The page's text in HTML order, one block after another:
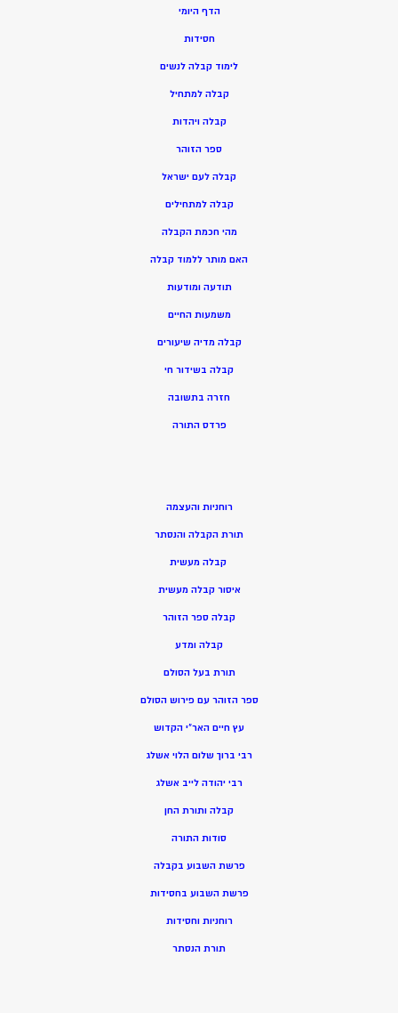
הדף היומי
חסידות
לימוד קבלה לנשים
קבלה למתחיל
קבלה ויהדות
ספר הזוהר
קבלה לעם ישראל
קבלה למתחילים
מהי חכמת הקבלה
האם מותר ללמוד קבלה
תודעה ומודעות
משמעות החיים
קבלה מדיה שיעורים
קבלה בשידור חי
חזרה בתשובה
פרדס התורה
רוחניות והעצמה
תורת הקבלה והנסתר
קבלה מעשית
איסור קבלה מעשית
קבלה ספר הזוהר
קבלה ומדע
תורת בעל הסולם
ספר הזוהר עם פירוש הסולם
עץ חיים האר”י הקדוש
רבי ברוך שלום הלוי אשלג
רבי יהודה לייב אשלג
קבלה ותורת החן
סודות התורה
פרשת השבוע בקבלה
פרשת השבוע בחסידות
רוחניות וחסידות
תורת הנסתר